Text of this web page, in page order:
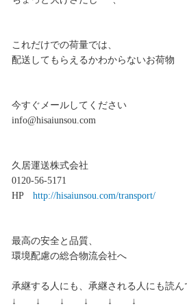
これだけでの荷量では、
配送してもらえるかわからないお荷物
今すぐメールしてください
info@hisaiunsou.com
久居運送株式会社
0120-56-5171
HP http://hisaiunsou.com/transport/
最高の安全と品質、
環境配慮の総合物流会社へ
承継する人にも、承継される人にも読ん
↓ ↓ ↓ ↓ ↓ ↓